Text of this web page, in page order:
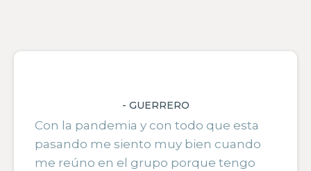
- GUERRERO
Con la pandemia y con todo que esta
pasando me siento muy bien cuando
me reúno en el grupo porque tengo